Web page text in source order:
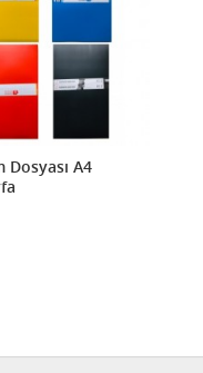
Dosyası A4